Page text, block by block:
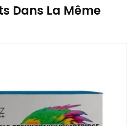
Dans La Même